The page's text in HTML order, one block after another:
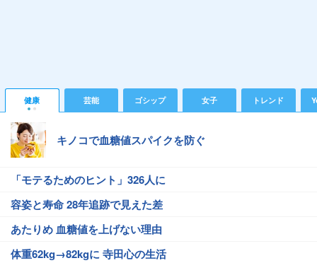
健康 芸能 ゴシップ 女子 トレンド
キノコで血糖値スパイクを防ぐ
「モテるためのヒント」326人に
容姿と寿命 28年追跡で見えた差
あたりめ 血糖値を上げない理由
体重62kg→82kgに 寺田心の生活